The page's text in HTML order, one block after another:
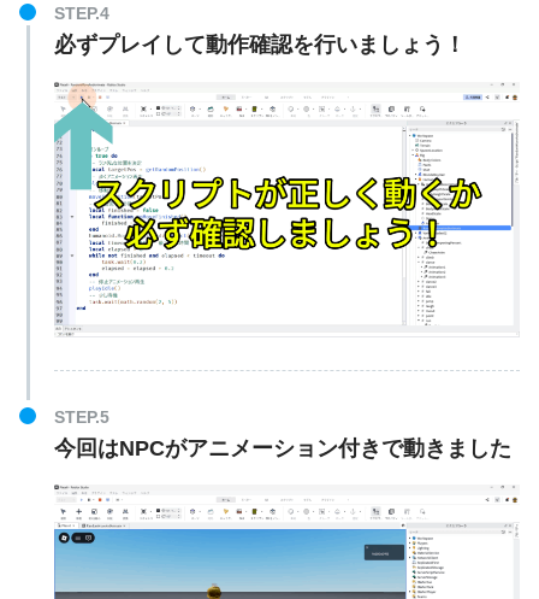
STEP.4
必ずプレイして動作確認を行いましょう！
STEP.5
今回はNPCがアニメーション付きで動きました